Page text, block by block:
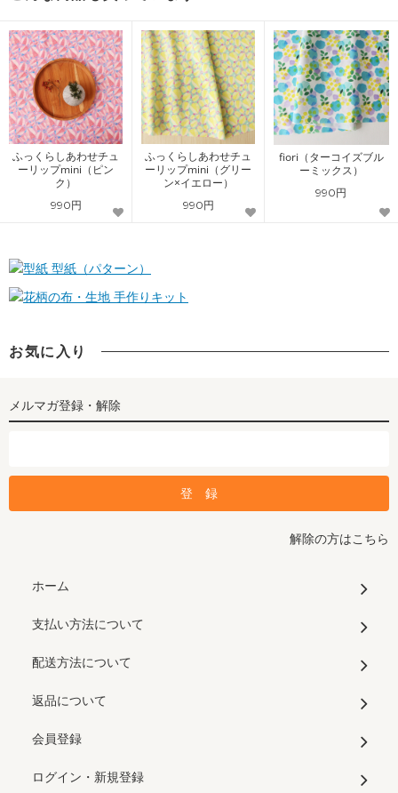
ふっくらしあわせチュ
ーリップmini（ピン
ク）
990円
ふっくらしあわせチュ
ーリップmini（グリー
ン×イエロー）
990円
fiori（ターコイズブル
ーミックス）
990円
型紙（パターン）
手作りキット
お気に入り
メルマガ登録・解除
解除の方はこちら
ホーム
支払い方法について
配送方法について
返品について
会員登録
ログイン・新規登録